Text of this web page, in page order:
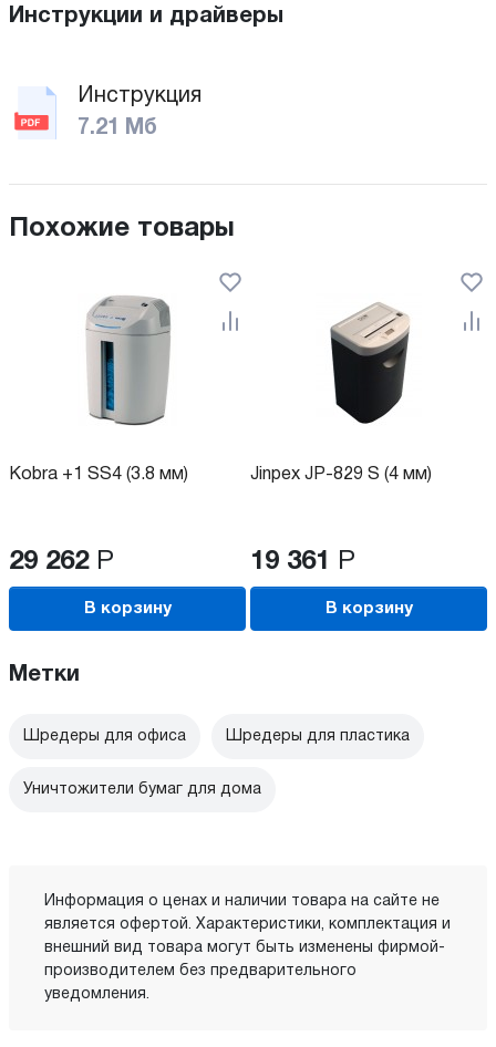
Инструкции и драйверы
Инструкция
7.21 Мб
Похожие товары
Kobra +1 SS4 (3.8 мм)
29 262 Р
В корзину
Jinpex JP-829 S (4 мм)
19 361 Р
В корзину
Метки
Шредеры для офиса Шредеры для пластика
Уничтожители бумаг для дома
Информация о ценах и наличии товара на сайте не
является офертой. Характеристики, комплектация и
внешний вид товара могут быть изменены фирмой-
производителем без предварительного
уведомления.